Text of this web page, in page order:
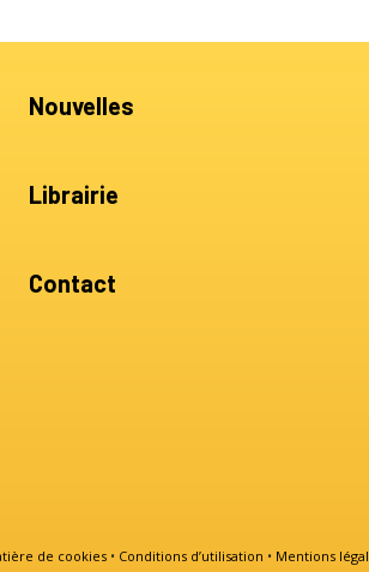
Nouvelles
Librairie
Contact
de cookies • Conditions d’utilisation • Mentions